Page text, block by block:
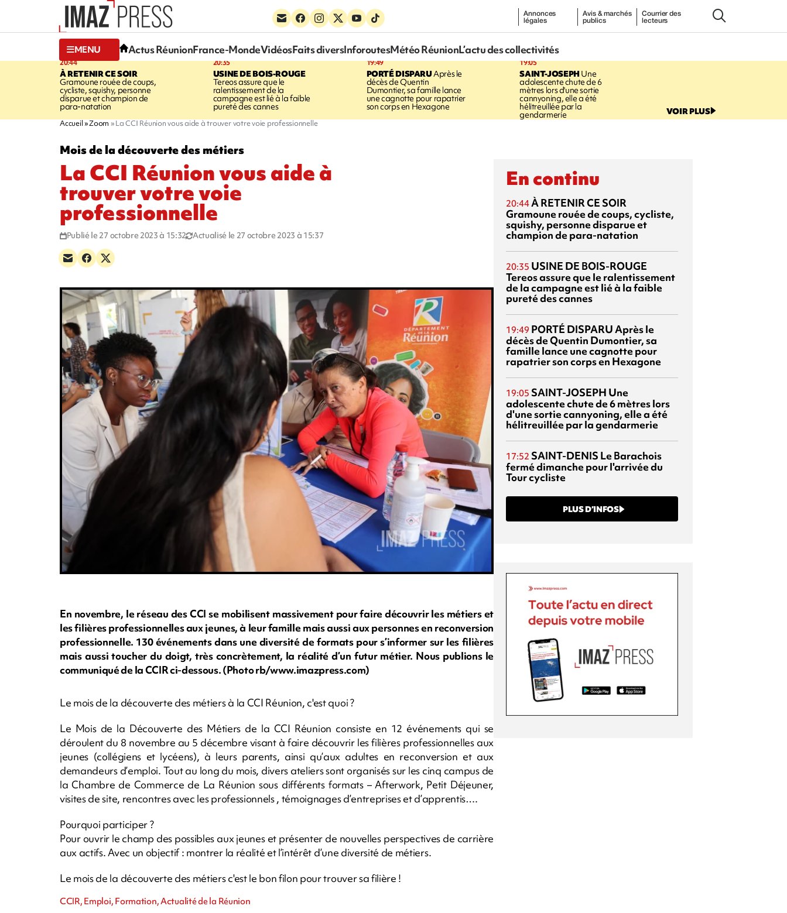
Annonces
légales
Avis & marchés
publics
Courrier des
lecteurs
MENU Actus RéunionFrance-MondeVidéosFaits diversInforoutesMétéo RéunionL’actu des collectivités
20:44
À RETENIR CE SOIR
Gramoune rouée de coups,
cycliste, squishy, personne
disparue et champion de
para-natation
20:35
USINE DE BOIS-ROUGE
Tereos assure que le
ralentissement de la
campagne est lié à la faible
pureté des cannes
19:49
PORTÉ DISPARUAprès le
décès de Quentin
Dumontier, sa famille lance
une cagnotte pour rapatrier
son corps en Hexagone
19:05
SAINT-JOSEPHUne
adolescente chute de 6
mètres lors d'une sortie
cannyoning, elle a été
hélitreuillée par la
gendarmerie VOIR PLUS
Accueil Zoom La CCI Réunion vous aide à trouver votre voie professionnelle
Mois de la découverte des métiers
La CCI Réunion vous aide à
trouver votre voie
professionnelle
Publié le 27 octobre 2023 à 15:32 Actualisé le 27 octobre 2023 à 15:37
En novembre, le réseau des CCI se mobilisent massivement pour faire découvrir les métiers et
les filières professionnelles aux jeunes, à leur famille mais aussi aux personnes en reconversion
professionnelle. 130 événements dans une diversité de formats pour s’informer sur les filières
mais aussi toucher du doigt, très concrètement, la réalité d’un futur métier. Nous publions le
communiqué de la CCIR ci-dessous. (Photo rb/www.imazpress.com)
Le mois de la découverte des métiers à la CCI Réunion, c'est quoi ?
Le Mois de la Découverte des Métiers de la CCI Réunion consiste en 12 événements qui se
déroulent du 8 novembre au 5 décembre visant à faire découvrir les filières professionnelles aux
jeunes (collégiens et lycéens), à leurs parents, ainsi qu’aux adultes en reconversion et aux
demandeurs d’emploi. Tout au long du mois, divers ateliers sont organisés sur les cinq campus de
la Chambre de Commerce de La Réunion sous différents formats – Afterwork, Petit Déjeuner,
visites de site, rencontres avec les professionnels , témoignages d’entreprises et d’apprentis….
Pourquoi participer ?
Pour ouvrir le champ des possibles aux jeunes et présenter de nouvelles perspectives de carrière
aux actifs. Avec un objectif : montrer la réalité et l’intérêt d’une diversité de métiers.
Le mois de la découverte des métiers c'est le bon filon pour trouver sa filière !
CCIR, Emploi, Formation, Actualité de la Réunion
En continu
20:44À RETENIR CE SOIR
Gramoune rouée de coups, cycliste,
squishy, personne disparue et
champion de para-natation
20:35 USINE DE BOIS-ROUGE
Tereos assure que le ralentissement
de la campagne est lié à la faible
pureté des cannes
19:49 PORTÉ DISPARUAprès le
décès de Quentin Dumontier, sa
famille lance une cagnotte pour
rapatrier son corps en Hexagone
19:05 SAINT-JOSEPH Une
adolescente chute de 6 mètres lors
d'une sortie cannyoning, elle a été
hélitreuillée par la gendarmerie
17:52 SAINT-DENIS Le Barachois
fermé dimanche pour l'arrivée du
Tour cycliste
PLUS D’INFOS